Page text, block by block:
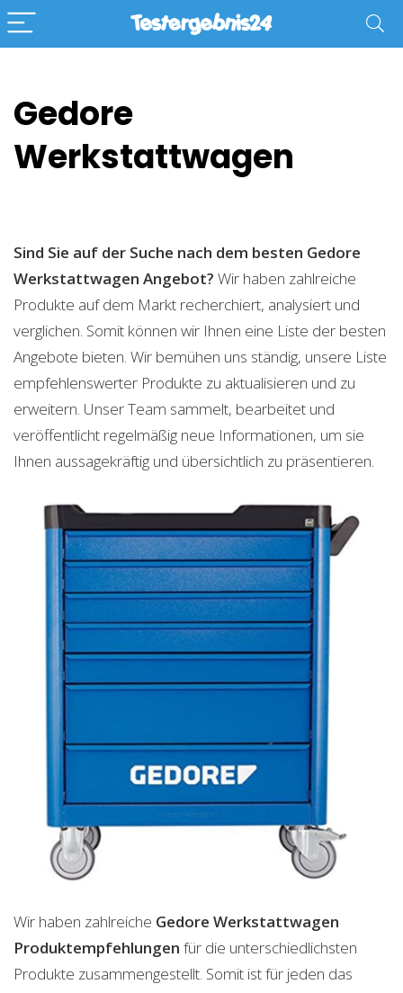
Gedore
Werkstattwagen
Sind Sie auf der Suche nach dem besten Gedore
Werkstattwagen Angebot? Wir haben zahlreiche
Produkte auf dem Markt recherchiert, analysiert und
verglichen. Somit können wir Ihnen eine Liste der besten
Angebote bieten. Wir bemühen uns ständig, unsere Liste
empfehlenswerter Produkte zu aktualisieren und zu
erweitern. Unser Team sammelt, bearbeitet und
veröffentlicht regelmäßig neue Informationen, um sie
Ihnen aussagekräftig und übersichtlich zu präsentieren.
Wir haben zahlreiche Gedore Werkstattwagen
Produktempfehlungen für die unterschiedlichsten
Produkte zusammengestellt. Somit ist für jeden das